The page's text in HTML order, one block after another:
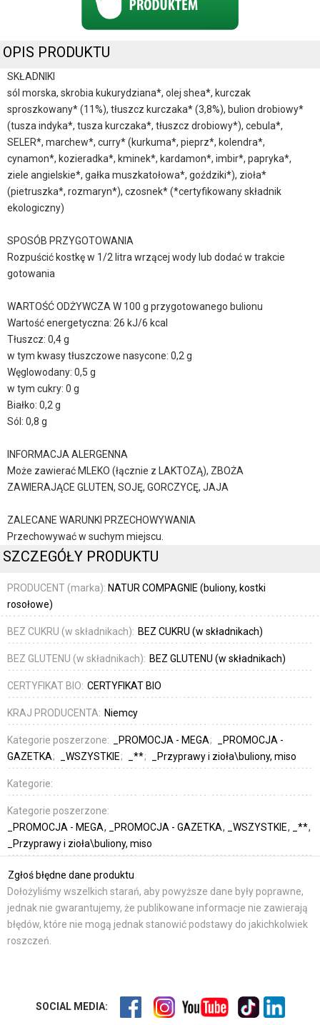
OPIS PRODUKTU
SKŁADNIKI
sól morska, skrobia kukurydziana*, olej shea*, kurczak
sproszkowany* (11%), tłuszcz kurczaka* (3,8%), bulion drobiowy*
(tusza indyka*, tusza kurczaka*, tłuszcz drobiowy*), cebula*,
SELER*, marchew*, curry* (kurkuma*, pieprz*, kolendra*,
cynamon*, kozieradka*, kminek*, kardamon*, imbir*, papryka*,
ziele angielskie*, gałka muszkatołowa*, goździki*), zioła*
(pietruszka*, rozmaryn*), czosnek* (*certyfikowany składnik
ekologiczny)
SPOSÓB PRZYGOTOWANIA
Rozpuścić kostkę w 1/2 litra wrzącej wody lub dodać w trakcie
gotowania
WARTOŚĆ ODŻYWCZA W 100 g przygotowanego bulionu
Wartość energetyczna: 26 kJ/6 kcal
Tłuszcz: 0,4 g
w tym kwasy tłuszczowe nasycone: 0,2 g
Węglowodany: 0,5 g
w tym cukry: 0 g
Białko: 0,2 g
Sól: 0,8 g
INFORMACJA ALERGENNA
Może zawierać MLEKO (łącznie z LAKTOZĄ), ZBOŻA
ZAWIERAJĄCE GLUTEN, SOJĘ, GORCZYCĘ, JAJA
ZALECANE WARUNKI PRZECHOWYWANIA
Przechowywać w suchym miejscu.
SZCZEGÓŁY PRODUKTU
PRODUCENT (marka): NATUR COMPAGNIE (buliony, kostki
rosołowe)
BEZ CUKRU (w składnikach): BEZ CUKRU (w składnikach)
BEZ GLUTENU (w składnikach): BEZ GLUTENU (w składnikach)
CERTYFIKAT BIO: CERTYFIKAT BIO
KRAJ PRODUCENTA: Niemcy
Kategorie poszerzone: _PROMOCJA - MEGA
_PROMOCJA -
GAZETKA
_WSZYSTKIE _** _Przyprawy i zioła\buliony, miso
Kategorie:
Kategorie poszerzone:
_PROMOCJA - MEGA
_PROMOCJA - GAZETKA _WSZYSTKIE
_**
_Przyprawy i zioła\buliony, miso
Zgłoś błędne dane produktu
Dołożyliśmy wszelkich starań, aby powyższe dane były poprawne,
jednak nie gwarantujemy, że publikowane informacje nie zawierają
błędów, które nie mogą jednak stanowić podstawy do jakichkolwiek
roszczeń.
SOCIAL MEDIA: